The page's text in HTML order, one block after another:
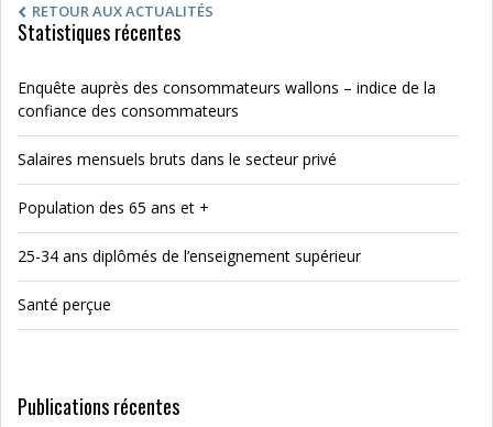
RETOUR AUX ACTUALITÉS
Statistiques récentes
Enquête auprès des consommateurs wallons – indice de la
confiance des consommateurs
Salaires mensuels bruts dans le secteur privé
Population des 65 ans et +
25-34 ans diplômés de l’enseignement supérieur
Santé perçue
Publications récentes